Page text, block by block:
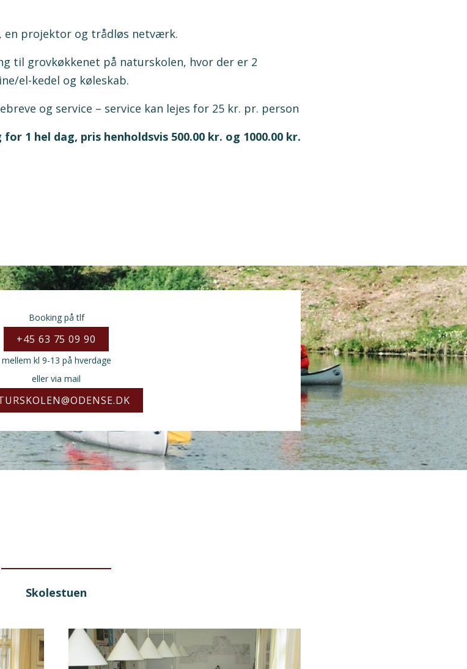
en projektor og trådløs netværk.
til grovkøkkenet på naturskolen, hvor der er 2
el-kedel og køleskab.
og service – service kan lejes for 25 kr. pr. person
1 hel dag, pris henholdsvis 500.00 kr. og 1000.00 kr.
Booking på tlf
+45 63 75 09 90
mellem kl 9-13 på hverdage
eller via mail
Skolestuen